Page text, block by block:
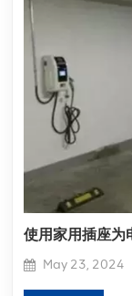
使用家用插座为
May 23, 2024